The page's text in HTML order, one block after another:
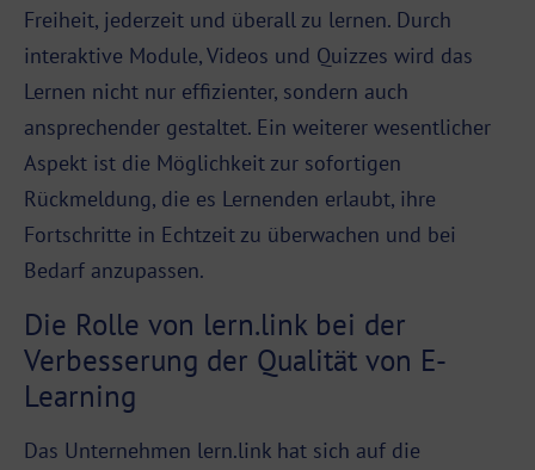
Freiheit, jederzeit und überall zu lernen. Durch
interaktive Module, Videos und Quizzes wird das
Lernen nicht nur effizienter, sondern auch
ansprechender gestaltet. Ein weiterer wesentlicher
Aspekt ist die Möglichkeit zur sofortigen
Rückmeldung, die es Lernenden erlaubt, ihre
Fortschritte in Echtzeit zu überwachen und bei
Bedarf anzupassen.
Die Rolle von lern.link bei der
Verbesserung der Qualität von E-
Learning
Das Unternehmen lern.link hat sich auf die